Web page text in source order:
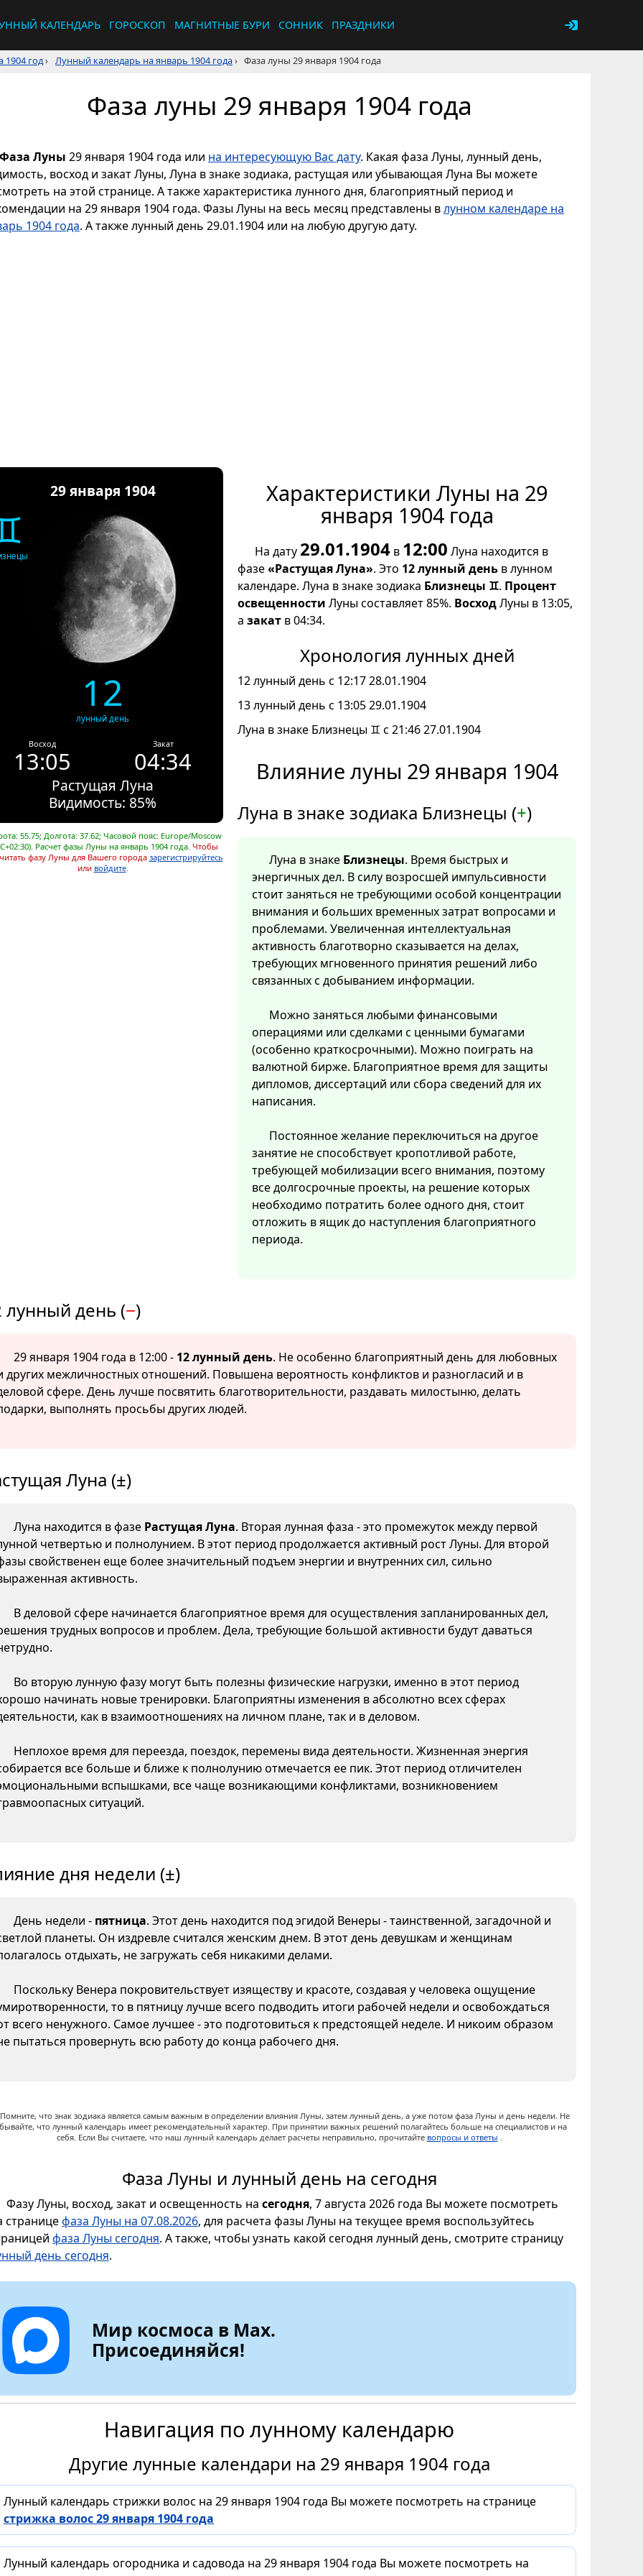
КАЛЕНДАРЬ ГОРОСКОП МАГНИТНЫЕ БУРИ СОННИК ПРАЗДНИКИ
1904 год› Лунный календарь на январь 1904 года› Фаза луны 29 января 1904 года
Фаза луны 29 января 1904 года
Фаза Луны 29 января 1904 года или на интересующую Вас дату. Какая фаза Луны, лунный день,
восход и закат Луны, Луна в знаке зодиака, растущая или убывающая Луна Вы можете
на этой странице. А также характеристика лунного дня, благоприятный период и
на 29 января 1904 года. Фазы Луны на весь месяц представлены влунном календаре на
1904 года. А также лунный день 29.01.1904 или на любую другую дату.
29 января 1904
12
лунный день
Восход
13:05
Закат
04:34
Растущая Луна
Видимость: 85%
55.75; Долгота: 37.62; Часовой пояс: Europe/Moscow
Расчет фазы Луны на январь 1904 года. Чтобы
фазу Луны для Вашего города зарегистрируйтесь
или войдите.
Характеристики Луны на 29
января 1904 года
На дату 29.01.1904 в 12:00 Луна находится в
фазе«Растущая Луна». Это 12 лунный день в лунном
календаре. Луна в знаке зодиака Близнецы ♊. Процент
освещенности Луны составляет 85%. ВосходЛуны в 13:05,
а закат в 04:34.
Хронология лунных дней
12 лунный день с 12:17 28.01.1904
13 лунный день с 13:05 29.01.1904
Луна в знаке Близнецы ♊ с 21:46 27.01.1904
Влияние луны 29 января 1904
Луна в знаке зодиака Близнецы (+)
Луна в знаке Близнецы. Время быстрых и
энергичных дел. В силу возросшей импульсивности
стоит заняться не требующими особой концентрации
внимания и больших временных затрат вопросами и
проблемами. Увеличенная интеллектуальная
активность благотворно сказывается на делах,
требующих мгновенного принятия решений либо
связанных с добыванием информации.
Можно заняться любыми финансовыми
операциями или сделками с ценными бумагами
(особенно краткосрочными). Можно поиграть на
валютной бирже. Благоприятное время для защиты
дипломов, диссертаций или сбора сведений для их
написания.
Постоянное желание переключиться на другое
занятие не способствует кропотливой работе,
требующей мобилизации всего внимания, поэтому
все долгосрочные проекты, на решение которых
необходимо потратить более одного дня, стоит
отложить в ящик до наступления благоприятного
периода.
лунный день (−)
29 января 1904 года в 12:00 - 12 лунный день. Не особенно благоприятный день для любовных
других межличностных отношений. Повышена вероятность конфликтов и разногласий и в
сфере. День лучше посвятить благотворительности, раздавать милостыню, делать
выполнять просьбы других людей.
Луна (±)
Луна находится в фазе Растущая Луна. Вторая лунная фаза - это промежуток между первой
четвертью и полнолунием. В этот период продолжается активный рост Луны. Для второй
свойственен еще более значительный подъем энергии и внутренних сил, сильно
активность.
В деловой сфере начинается благоприятное время для осуществления запланированных дел,
трудных вопросов и проблем. Дела, требующие большой активности будут даваться
Во вторую лунную фазу могут быть полезны физические нагрузки, именно в этот период
начинать новые тренировки. Благоприятны изменения в абсолютно всех сферах
как в взаимоотношениях на личном плане, так и в деловом.
Неплохое время для переезда, поездок, перемены вида деятельности. Жизненная энергия
все больше и ближе к полнолунию отмечается ее пик. Этот период отличителен
вспышками, все чаще возникающими конфликтами, возникновением
ситуаций.
дня недели (±)
День недели - пятница. Этот день находится под эгидой Венеры - таинственной, загадочной и
планеты. Он издревле считался женским днем. В этот день девушкам и женщинам
отдыхать, не загружать себя никакими делами.
Поскольку Венера покровительствует изяществу и красоте, создавая у человека ощущение
то в пятницу лучше всего подводить итоги рабочей недели и освобождаться
всего ненужного. Самое лучшее - это подготовиться к предстоящей неделе. И никоим образом
пытаться провернуть всю работу до конца рабочего дня.
Помните, что знак зодиака является самым важным в определении влияния Луны, затем лунный день, а уже потом фаза Луны и день недели. Не
что лунный календарь имеет рекомендательный характер. При принятии важных решений полагайтесь больше на специалистов и на
себя. Если Вы считаете, что наш лунный календарь делает расчеты неправильно, прочитайте вопросы и ответы .
Фаза Луны и лунный день на сегодня
Фазу Луны, восход, закат и освещенность на сегодня, 7 августа 2026 года Вы можете посмотреть
страницефаза Луны на 07.08.2026, для расчета фазы Луны на текущее время воспользуйтесь
фаза Луны сегодня. А также, чтобы узнать какой сегодня лунный день, смотрите страницу
день сегодня.
Мир космоса в Max.
Присоединяйся!
Навигация по лунному календарю
Другие лунные календари на 29 января 1904 года
Лунный календарь стрижки волос на 29 января 1904 года Вы можете посмотреть на странице
стрижка волос 29 января 1904 года
Лунный календарь огородника и садовода на 29 января 1904 года Вы можете посмотреть на